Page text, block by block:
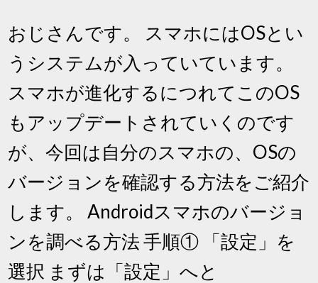
おじさんです。 スマホにはOSとい
うシステムが入っていています。
スマホが進化するにつれてこのOS
もアップデートされていくのです
が、今回は自分のスマホの、OSの
バージョンを確認する方法をご紹介
します。 Androidスマホのバージョ
ンを調べる方法 手順① 「設定」を
選択 まずは「設定」へと